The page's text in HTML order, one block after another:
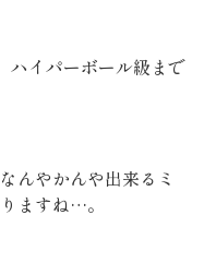
ハイパーボール級まで
んやかんや出来るミ
ますね…。